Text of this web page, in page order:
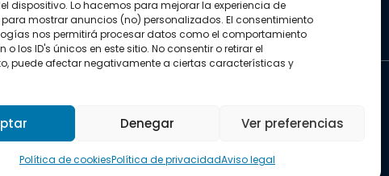
dispositivo. Lo hacemos para mejorar la experiencia de
mostrar anuncios (no) personalizados. El consentimiento
nos permitirá procesar datos como el comportamiento
los ID's únicos en este sitio. No consentir o retirar el
puede afectar negativamente a ciertas características y
Denegar Ver preferencias
Política de cookiesPolítica de privacidadAviso legal